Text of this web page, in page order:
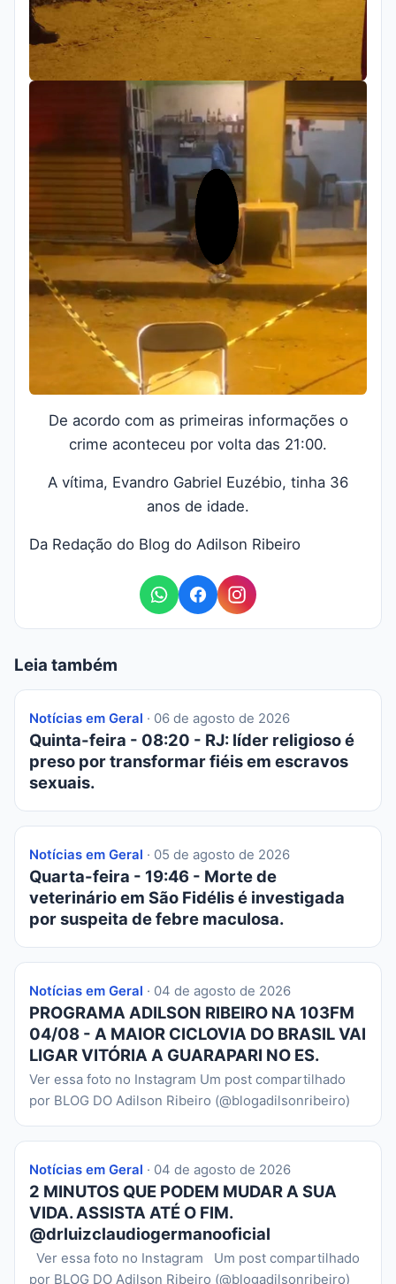
De acordo com as primeiras informações o
crime aconteceu por volta das 21:00.
A vítima, Evandro Gabriel Euzébio, tinha 36
anos de idade.
Da Redação do Blog do Adilson Ribeiro
Leia também
Notícias em Geral · 06 de agosto de 2026
Quinta-feira - 08:20 - RJ: líder religioso é
preso por transformar fiéis em escravos
sexuais.
Notícias em Geral · 05 de agosto de 2026
Quarta-feira - 19:46 - Morte de
veterinário em São Fidélis é investigada
por suspeita de febre maculosa.
Notícias em Geral · 04 de agosto de 2026
PROGRAMA ADILSON RIBEIRO NA 103FM
04/08 - A MAIOR CICLOVIA DO BRASIL VAI
LIGAR VITÓRIA A GUARAPARI NO ES.
Ver essa foto no Instagram Um post compartilhado
por BLOG DO Adilson Ribeiro (@blogadilsonribeiro)
Notícias em Geral · 04 de agosto de 2026
2 MINUTOS QUE PODEM MUDAR A SUA
VIDA. ASSISTA ATÉ O FIM.
@drluizclaudiogermanooficial
Ver essa foto no Instagram Um post compartilhado
por BLOG DO Adilson Ribeiro (@blogadilsonribeiro)